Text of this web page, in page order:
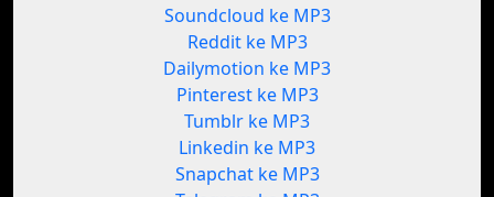
Soundcloud ke MP3
Reddit ke MP3
Dailymotion ke MP3
Pinterest ke MP3
Tumblr ke MP3
Linkedin ke MP3
Snapchat ke MP3